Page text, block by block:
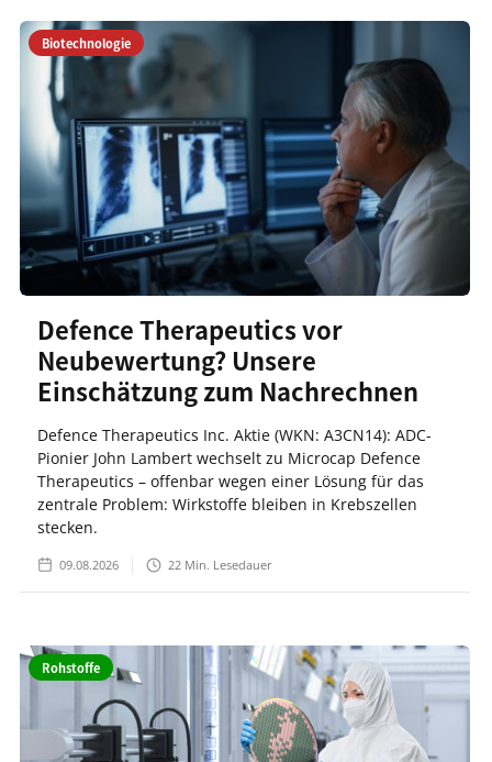
Biotechnologie
Defence Therapeutics vor
Neubewertung? Unsere
Einschätzung zum Nachrechnen
Defence Therapeutics Inc. Aktie (WKN: A3CN14): ADC-
Pionier John Lambert wechselt zu Microcap Defence
Therapeutics – offenbar wegen einer Lösung für das
zentrale Problem: Wirkstoffe bleiben in Krebszellen
stecken.
09.08.2026 22 Min. Lesedauer
Rohstoffe